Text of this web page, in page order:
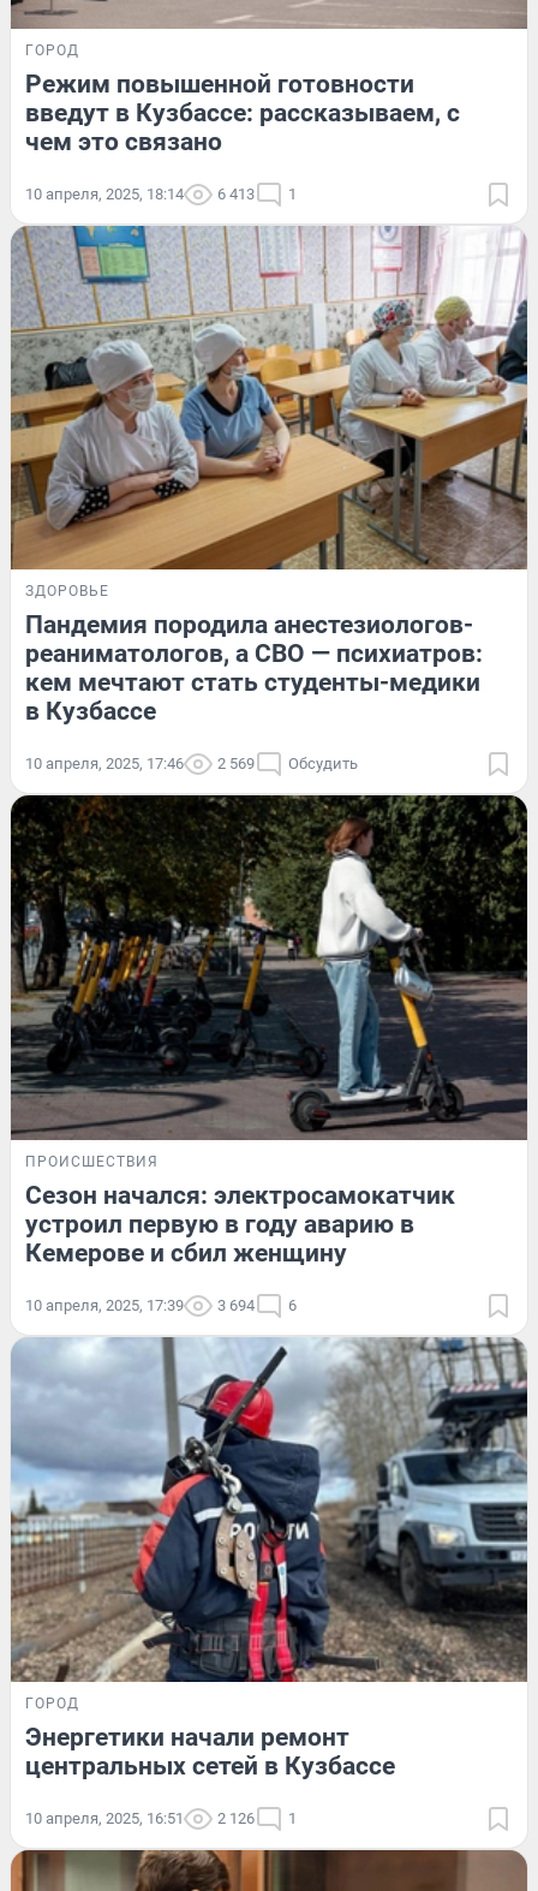
ГОРОД
Режим повышенной готовности
введут в Кузбассе: рассказываем, с
чем это связано
10 апреля, 2025, 18:14 6 413 1
ЗДОРОВЬЕ
Пандемия породила анестезиологов-
реаниматологов, а СВО — психиатров:
кем мечтают стать студенты-медики
в Кузбассе
10 апреля, 2025, 17:46 2 569 Обсудить
ПРОИСШЕСТВИЯ
Сезон начался: электросамокатчик
устроил первую в году аварию в
Кемерове и сбил женщину
10 апреля, 2025, 17:39 3 694 6
ГОРОД
Энергетики начали ремонт
центральных сетей в Кузбассе
10 апреля, 2025, 16:51 2 126 1